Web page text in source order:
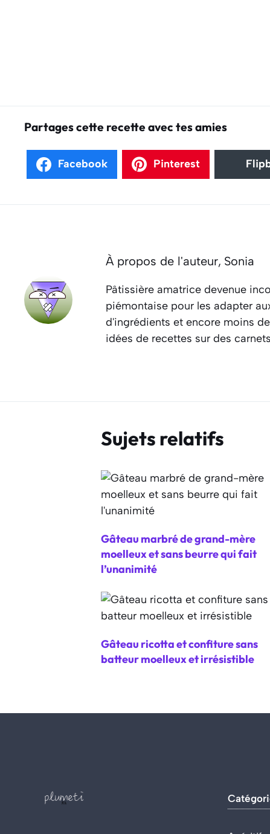
Partages cette recette avec tes amies
Facebook Pinterest
À propos de l'auteur, Sonia
Pâtissière amatrice devenue
piémontaise pour les adapter
d'ingrédients et encore moins
idées de recettes sur des
Sujets relatifs
Gâteau marbré de grand-mère
moelleux et sans beurre qui fait
l’unanimité
Gâteau ricotta et confiture sans
batteur moelleux et irrésistible